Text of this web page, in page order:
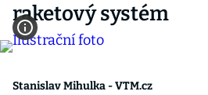
raketový systém
Stanislav Mihulka - VTM.cz